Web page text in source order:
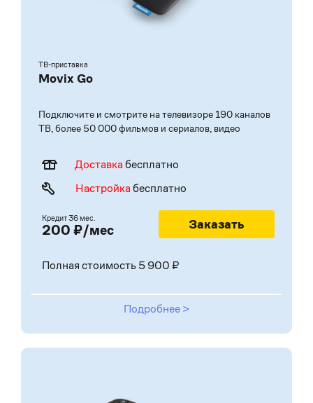
ТВ-приставка
Movix Go
Подключите и смотрите на телевизоре 190 каналов
ТВ, более 50 000 фильмов и сериалов, видео
Доставкабесплатно
Настройкабесплатно
Кредит36 мес.
200 ₽/мес Заказать
Полная стоимость 5 900 ₽
Подробнее >